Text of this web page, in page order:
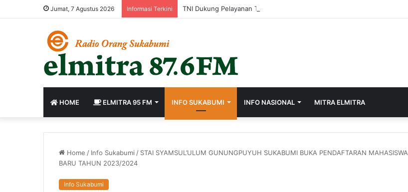
Jumat, 7 Agustus 2026 Informasi Terkini
HOME ELMITRA 95 FM INFO SUKABUMI INFO NASIONAL MITRA ELMITRA
Home / Info Sukabumi / STAI SYAMSUL’ULUM GUNUNGPUYUH SUKABUMI BUKA PENDAFTARAN MAHASISWA
BARU TAHUN 2023/2024
Info Sukabumi